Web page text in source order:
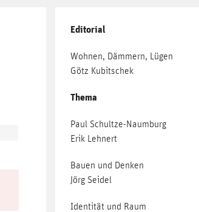
Editorial
Wohnen, Dämmern, Lügen
Götz Kubitschek
Thema
Paul Schultze-Naumburg
Erik Lehnert
Bauen und Denken
Jörg Seidel
Identität und Raum